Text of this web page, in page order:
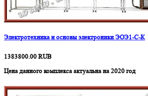
Электротехника и основы электроники ЭОЭ1-С-К
1383800.00 RUB
Цена данного комплекса актуальна на 2020 год